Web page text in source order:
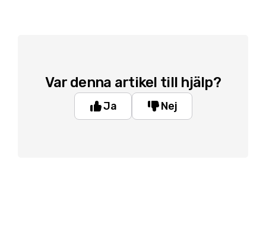
Var denna artikel till hjälp?
Ja Nej